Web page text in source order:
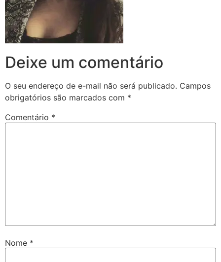
Deixe um comentário
O seu endereço de e-mail não será publicado. Campos
obrigatórios são marcados com *
Comentário *
Nome *